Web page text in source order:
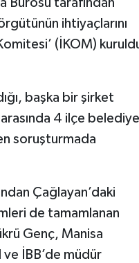
Bürosu tarafından
ihtiyaçlarını
(İKOM)
başka bir şirket
4 ilçe
soruşturmada
Çağlayan’daki
de tamamlanan
Genç, Manisa
ve İBB’de müdür